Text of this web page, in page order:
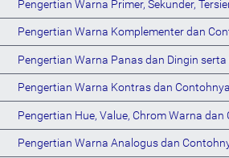
Pengertian Warna Primer, Sekunder,
Pengertian Warna Komplementer dan
Pengertian Warna Panas dan Dingin
Pengertian Warna Kontras dan Contohnya
Pengertian Hue, Value, Chrom Warna dan
Pengertian Warna Analogus dan